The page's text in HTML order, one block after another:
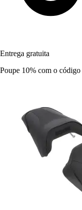
Entrega gratuita
Poupe 10% com o código